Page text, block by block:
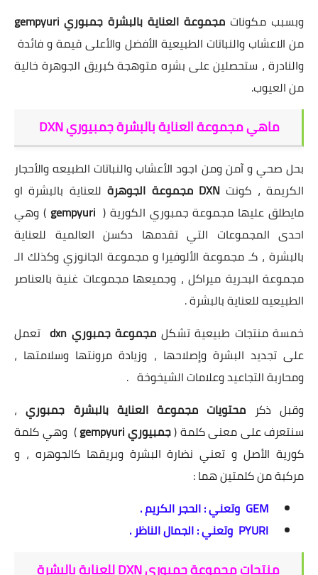
وبسبب مكونات مجموعة العناية بالبشرة جمبوري gempyuri
من الاعشاب والنباتات الطبيعية الأفضل والأعلى قيمة و فائدة
والنادرة ، ستحصلين على بشره متوهجة كبريق الجوهرة خالية
من العيوب.
ماهي مجموعة العناية بالبشرة جمبيوري DXN
بحل صحي و آمن ومن اجود الأعشاب والنباتات الطبيعه والأحجار
الكريمة ، كونتDXN مجموعة الجوهرة
للعناية بالبشرة او
مايطلق عليها مجموعة جمبوري الكورية ( gempyuri
) وهي
احدى المجموعات التي تقدمها دكسن العالمية للعناية
بالبشرة ، كـ مجموعة الألوفيرا و مجموعة الجانوزي وكذلك الـ
مجموعة البحرية ميراكل ، وجميعها مجموعات غنية بالعناصر
الطبيعيه للعناية بالبشرة .
خمسة منتجات طبيعية تشكل مجموعة جمبوري dxn
تعمل
على تجديد البشرة وإصلاحها ، وزيادة مرونتها وسلامتها ،
ومحاربة التجاعيد وعلامات الشيخوخة .
وقبل ذكر محتويات مجموعة العناية بالبشرة جمبوري ،
سنتعرف على معنى كلمة(جمبيوري gempyuri ) وهي كلمة
كورية الأصل و تعني نضارة البشرة وبريقها كالجوهره ، و
مركبة من كلمتين هما :
GEM وتعني : الحجر الكريم .
PYURI وتعني : الجمال الناظر .
منتجات مجموعة جمبوري DXN للعناية بالبشرة